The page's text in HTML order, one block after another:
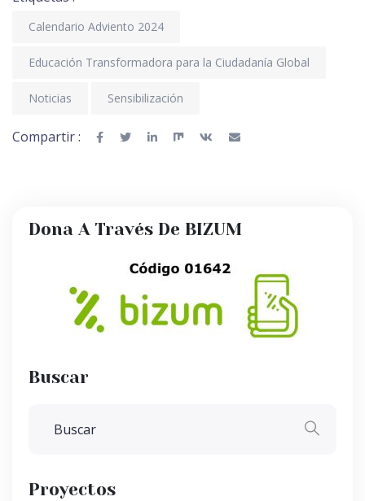
Calendario Adviento 2024
Educación Transformadora para la Ciudadanía Global
Noticias Sensibilización
Compartir :
Dona A Través De BIZUM
Buscar
Proyectos